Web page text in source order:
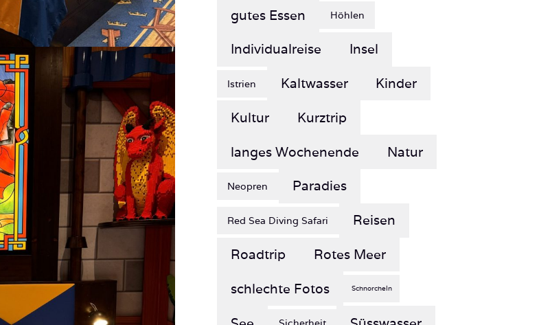
Individualreise
Kaltwasser Kinder
Kurztrip
langes Wochenende
Neopren Paradies
Red Sea Diving Safari
Rotes Meer
schlechte Fotos
See